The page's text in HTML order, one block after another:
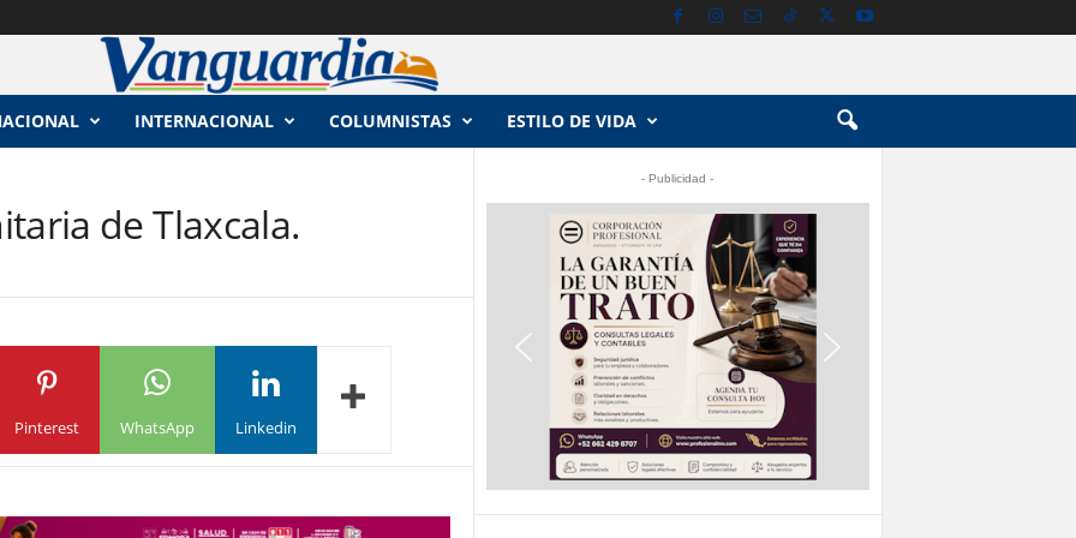
INTERNACIONAL COLUMNISTAS ESTILO DE VIDA
de Tlaxcala.
Pinterest WhatsApp Linkedin
- Publicidad -